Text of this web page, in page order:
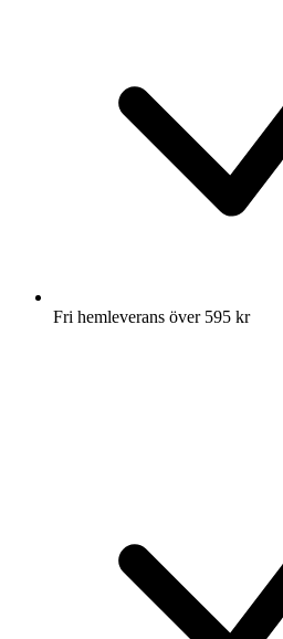
Fri hemleverans över 595 kr